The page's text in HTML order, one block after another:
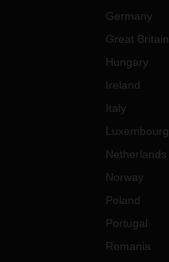
Germany
Great Britain
Hungary
Ireland
Italy
Luxembourg
Netherlands
Norway
Poland
Portugal
Romania